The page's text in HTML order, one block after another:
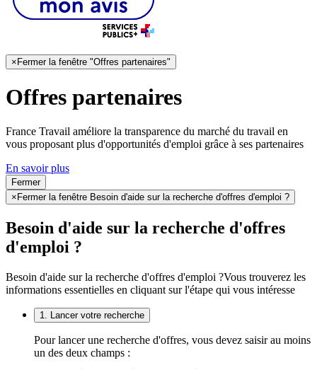
×Fermer la fenêtre "Offres partenaires"
Offres partenaires
France Travail améliore la transparence du marché du travail en
vous proposant plus d'opportunités d'emploi grâce à ses partenaires
En savoir plus
Fermer
× Fermer la fenêtre Besoin d'aide sur la recherche d'offres d'emploi ?
Besoin d'aide sur la recherche d'offres
d'emploi ?
Besoin d'aide sur la recherche d'offres d'emploi ?Vous trouverez les
informations essentielles en cliquant sur l'étape qui vous intéresse
1. Lancer votre recherche
Pour lancer une recherche d'offres, vous devez saisir au moins
un des deux champs :